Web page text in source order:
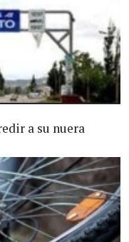
a su nuera